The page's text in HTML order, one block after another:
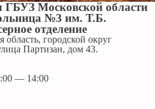
Московской области
№3 им. Т.Б.
отделение
область, городской округ
Партизан, дом 43.
— 14:00